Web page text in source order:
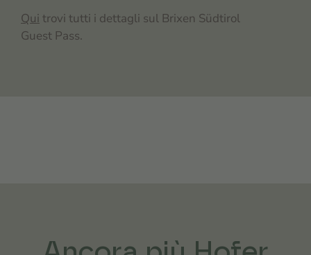
Qui trovi tutti i dettagli sul Brixen Südtirol
Guest Pass.